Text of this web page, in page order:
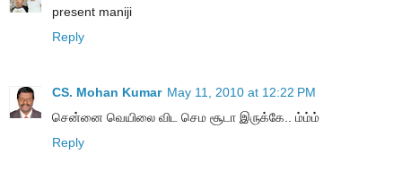
present maniji
Reply
CS. Mohan Kumar May 11, 2010 at 12:22 PM
சென்னை வெயிலை விட செம சூடா இருக்கே.. ம்ம்ம்
Reply